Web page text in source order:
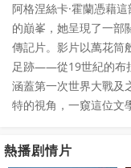
阿格涅絲卡·霍蘭憑藉
的巔峯，她呈現了一部
傳記片。影片以萬花筒
足跡——從19世紀的布
涵蓋第一次世界大戰及
特的視角，一窺這位文
熱播剧情片